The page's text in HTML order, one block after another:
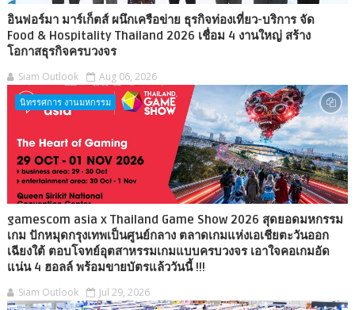
อินฟอร์มา มาร์เก็ตส์ ผนึกเครือข่าย ธุรกิจท่องเที่ยว-บริการ จัด
Food & Hospitality Thailand 2026 เชื่อม 4 งานใหญ่ สร้าง
โอกาสธุรกิจครบวงจร
Siam Outlook Aug 06, 2026
นิทรรศการ งานมหกรรม
gamescom asia x Thailand Game Show 2026 สุดยอดมหกรรม
เกม ปักหมุดกรุงเทพเป็นศูนย์กลาง ตลาดเกมแห่งเอเชียตะวันออก
เฉียงใต้ ตอบโจทย์อุตสาหรรมเกมแบบครบวงจร เอาใจคอเกมอัด
แน่น 4 ฮอลล์ พร้อมขายบัตรแล้ววันนี้ !!!
Siam Outlook Jul 29, 2026